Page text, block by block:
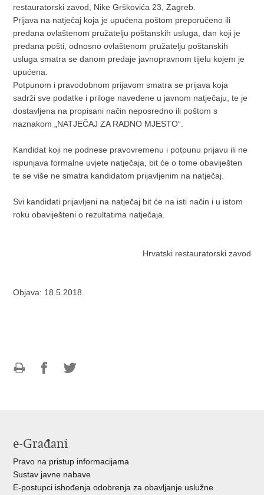
restauratorski zavod, Nike Grškovića 23, Zagreb.
Prijava na natječaj koja je upućena poštom preporučeno ili
predana ovlaštenom pružatelju poštanskih usluga, dan koji je
predana pošti, odnosno ovlaštenom pružatelju poštanskih
usluga smatra se danom predaje javnopravnom tijelu kojem je
upućena.
Potpunom i pravodobnom prijavom smatra se prijava koja
sadrži sve podatke i priloge navedene u javnom natječaju, te je
dostavljena na propisani način neposredno ili poštom s
naznakom „NATJEČAJ ZA RADNO MJESTO“.
Kandidat koji ne podnese pravovremenu i potpunu prijavu ili ne
ispunjava formalne uvjete natječaja, bit će o tome obaviješten
te se više ne smatra kandidatom prijavljenim na natječaj.
Svi kandidati prijavljeni na natječaj bit će na isti način i u istom
roku obaviješteni o rezultatima natječaja.
Hrvatski restauratorski zavod
Objava: 18.5.2018.
e-Građani
Pravo na pristup informacijama
Sustav javne nabave
E-postupci ishođenja odobrenja za obavljanje uslužne